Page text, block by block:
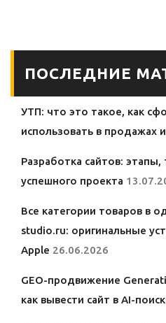
ПОСЛЕДНИЕ
УТП: что это такое, как
использовать в продажах
Разработка сайтов:
успешного проекта
Все категории товаров в
studio.ru: оригинальные
Apple 26.06.2026
GEO-продвижение
как вывести сайт в AI-